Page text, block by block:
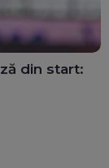
din start: